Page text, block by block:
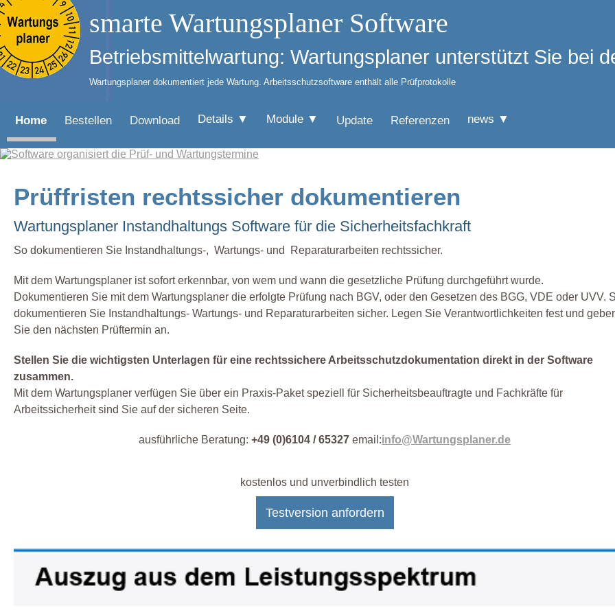
smarte Wartungsplaner Software
Betriebsmittelwartung: Wartungsplaner unterstützt Sie bei
Wartungsplaner dokumentiert jede Wartung. Arbeitsschutzsoftware enthält alle Prüfprotokolle
Home Bestellen Download Details ▼ Module ▼ Update Referenzen news ▼
Prüffristen rechtssicher dokumentieren
Wartungsplaner Instandhaltungs Software für die Sicherheitsfachkraft
So dokumentieren Sie Instandhaltungs-, Wartungs- und Reparaturarbeiten rechtssicher.
Mit dem Wartungsplaner ist sofort erkennbar, von wem und wann die gesetzliche Prüfung durchgeführt wurde.
Dokumentieren Sie mit dem Wartungsplaner die erfolgte Prüfung nach BGV, oder den Gesetzen des BGG, VDE oder UVV.
dokumentieren Sie Instandhaltungs- Wartungs- und Reparaturarbeiten sicher. Legen Sie Verantwortlichkeiten fest und
Sie den nächsten Prüftermin an.
Stellen Sie die wichtigsten Unterlagen für eine rechtssichere Arbeitsschutzdokumentation direkt in der Software
zusammen.
Mit dem Wartungsplaner verfügen Sie über ein Praxis-Paket speziell für Sicherheitsbeauftragte und Fachkräfte für
Arbeitssicherheit sind Sie auf der sicheren Seite.
ausführliche Beratung:+49 (0)6104 / 65327email:info@Wartungsplaner.de
kostenlos und unverbindlich testen
Testversion anfordern